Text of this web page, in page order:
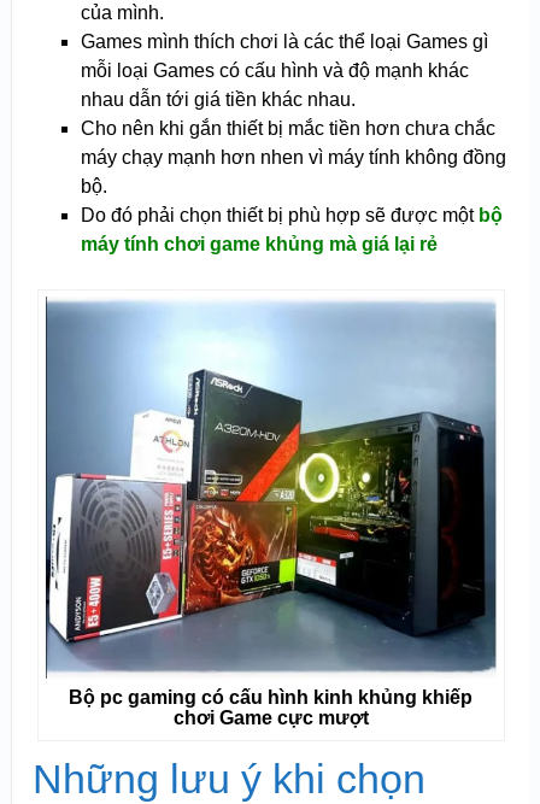
của mình.
Games mình thích chơi là các thể loại Games gì
mỗi loại Games có cấu hình và độ mạnh khác
nhau dẫn tới giá tiền khác nhau.
Cho nên khi gắn thiết bị mắc tiền hơn chưa chắc
máy chạy mạnh hơn nhen vì máy tính không đồng
bộ.
Do đó phải chọn thiết bị phù hợp sẽ được một bộ
máy tính chơi game khủng mà giá lại rẻ
Bộ pc gaming có cấu hình kinh khủng khiếp
chơi Game cực mượt
Những lưu ý khi chọn